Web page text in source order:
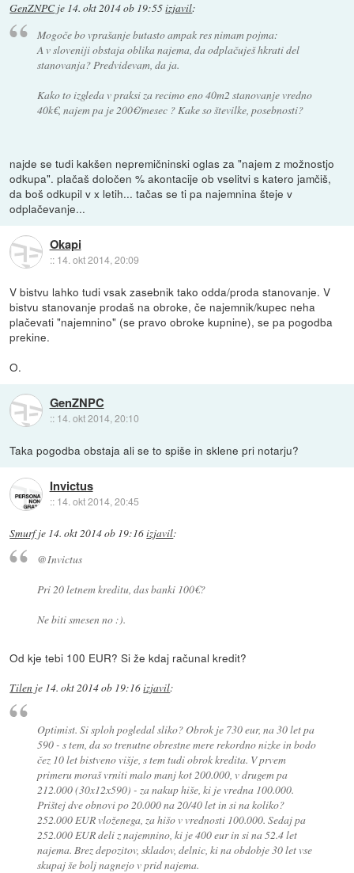
GenZNPCje 14. okt 2014 ob 19:55izjavil:
Mogoče bo vprašanje butasto ampak res nimam pojma:
A v sloveniji obstaja oblika najema, da odplačuješ hkrati del
stanovanja? Predvidevam, da ja.
Kako to izgleda v praksi za recimo eno 40m2 stanovanje vredno
40k€, najem pa je 200€/mesec ? Kake so številke, posebnosti?
najde se tudi kakšen nepremičninski oglas za "najem z možnostjo
odkupa". plačaš določen % akontacije ob vselitvi s katero jamčiš,
da boš odkupil v x letih... tačas se ti pa najemnina šteje v
odplačevanje...
Okapi
:: 14. okt 2014, 20:09
V bistvu lahko tudi vsak zasebnik tako odda/proda stanovanje. V
bistvu stanovanje prodaš na obroke, če najemnik/kupec neha
plačevati "najemnino" (se pravo obroke kupnine), se pa pogodba
prekine.
O.
GenZNPC
:: 14. okt 2014, 20:10
Taka pogodba obstaja ali se to spiše in sklene pri notarju?
Invictus
:: 14. okt 2014, 20:45
Smurfje 14. okt 2014 ob 19:16izjavil:
@Invictus
Pri 20 letnem kreditu, das banki 100€?
Ne biti smesen no :).
Od kje tebi 100 EUR? Si že kdaj računal kredit?
Tilen je 14. okt 2014 ob 19:16izjavil:
Optimist. Si sploh pogledal sliko? Obrok je 730 eur, na 30 let pa
590 - s tem, da so trenutne obrestne mere rekordno nizke in bodo
čez 10 let bistveno višje, s tem tudi obrok kredita. V prvem
primeru moraš vrniti malo manj kot 200.000, v drugem pa
212.000 (30x12x590) - za nakup hiše, ki je vredna 100.000.
Prištej dve obnovi po 20.000 na 20/40 let in si na koliko?
252.000 EUR vloženega, za hišo v vrednosti 100.000. Sedaj pa
252.000 EUR deli z najemnino, ki je 400 eur in si na 52.4 let
najema. Brez depozitov, skladov, delnic, ki na obdobje 30 let vse
skupaj še bolj nagnejo v prid najema.